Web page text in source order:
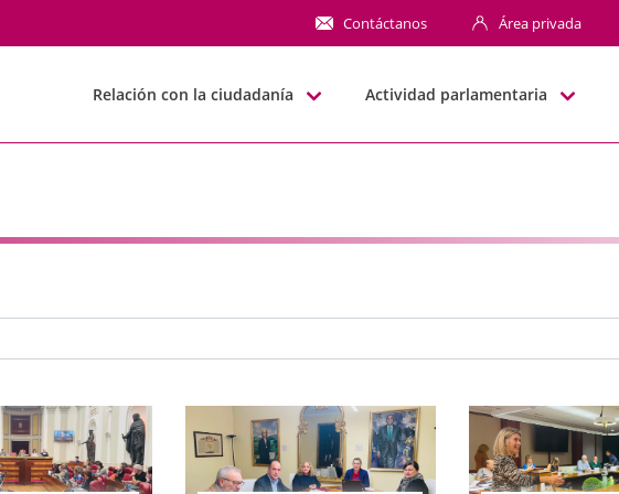
Contáctanos Área privada
Relación con la ciudadanía Actividad parlamentaria
búsqueda